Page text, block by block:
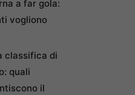
a far gola:
vogliono
classifica di
quali
il